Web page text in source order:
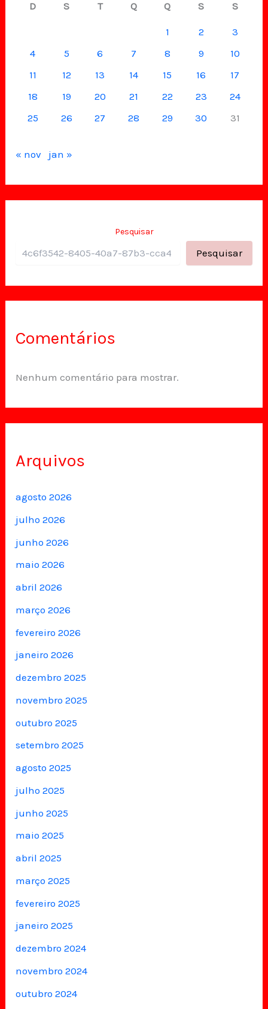
D S T Q Q S S
1 2
3
4
5 6 7 8 9
10
11
12 13 14 15 16
17
18
19 20 21 22 23
24
25
26 27 28 29 30 31
« nov jan »
Pesquisar
Pesquisar
Comentários
Nenhum comentário para mostrar.
Arquivos
agosto 2026
julho 2026
junho 2026
maio 2026
abril 2026
março 2026
fevereiro 2026
janeiro 2026
dezembro 2025
novembro 2025
outubro 2025
setembro 2025
agosto 2025
julho 2025
junho 2025
maio 2025
abril 2025
março 2025
fevereiro 2025
janeiro 2025
dezembro 2024
novembro 2024
outubro 2024